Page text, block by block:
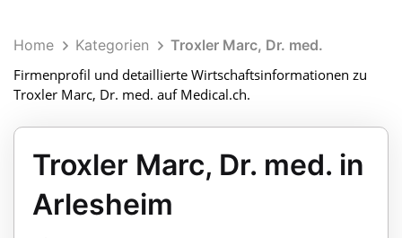
Home Kategorien
Troxler Marc, Dr. med.
Firmenprofil und detaillierte Wirtschaftsinformationen zu
Troxler Marc, Dr. med. auf Medical.ch.
Troxler Marc, Dr. med. in
Arlesheim